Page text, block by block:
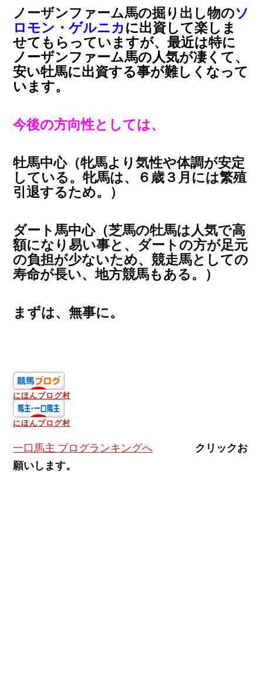
ノーザンファーム馬の掘り出し物のソ
ロモン・ゲルニカに出資して楽しま
せてもらっていますが、最近は特に
ノーザンファーム馬の人気が凄くて、
安い牡馬に出資する事が難しくなって
います。
今後の方向性としては、
牡馬中心（牝馬より気性や体調が安定
している。牝馬は、６歳３月には繁殖
引退するため。）
ダート馬中心（芝馬の牡馬は人気で高
額になり易い事と、ダートの方が足元
の負担が少ないため、競走馬としての
寿命が長い、地方競馬もある。）
まずは、無事に。
にほんブログ村
にほんブログ村
一口馬主 ブログランキングへ
クリックお
願いします。